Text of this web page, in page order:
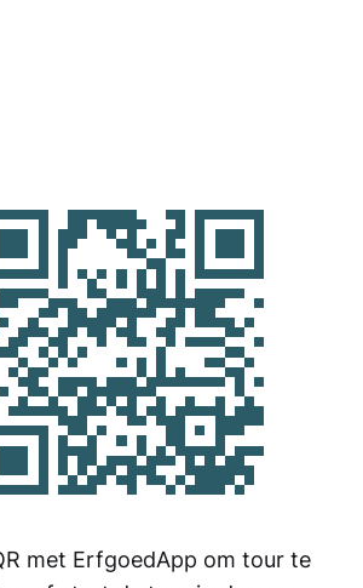
met ErfgoedApp om tour te